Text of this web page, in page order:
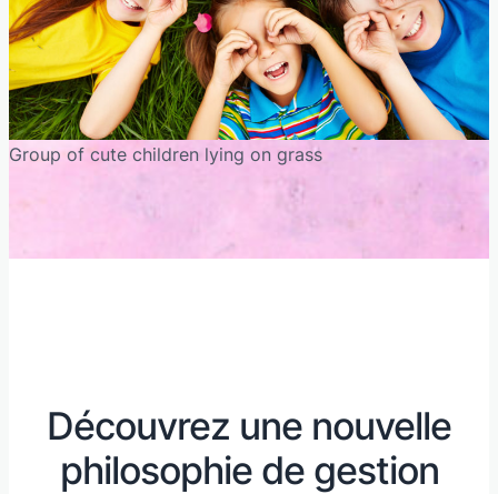
Group of cute children lying on grass
Découvrez une nouvelle
philosophie de gestion